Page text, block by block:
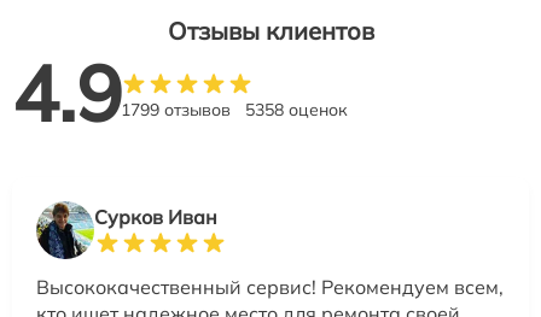
Отзывы клиентов
4.91799 отзывов 5358 оценок
Сурков Иван
Высококачественный сервис! Рекомендуем всем,